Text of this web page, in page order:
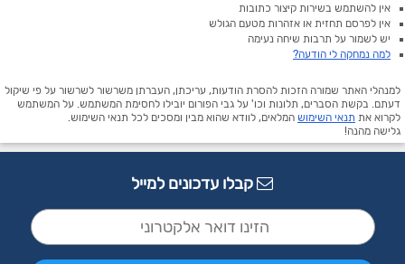
אין להשתמש בשירות קיצור כתובות
אין לפרסם תחזית או אזהרות מטעם הגולש
יש לשמור על תרבות שיחה נעימה
למה נמחקה לי הודעה?
למנהלי האתר שמורה הזכות להסרת הודעות, עריכתן, העברתן משרשור לשרשור על פי שיקול
דעתם. בקשת הסברים, תלונות וכו' על גבי הפורום יובילו לחסימת המשתמש. על המשתמש
לקרוא את תנאי השימוש המלאים, לוודא שהוא מבין ומסכים לכל תנאי השימוש.
גלישה מהנה!
קבלו עדכונים למייל